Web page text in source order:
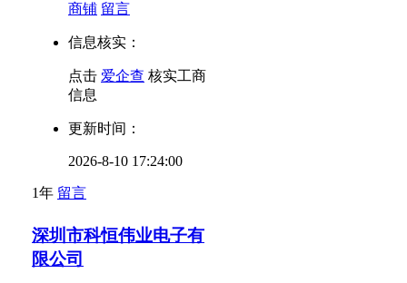
商铺 留言
信息核实：
点击 爱企查 核实工商
信息
更新时间：
2026-8-10 17:24:00
1年 留言
深圳市科恒伟业电子有
限公司